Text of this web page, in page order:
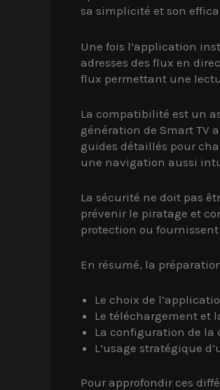
sa simplicité et son
Une fois l’application
adresses des flux en
flux permettant une
La compatibilité est un
génération de Smart TV
guides détaillés pour
une navigation aussi
La sécurité ne doit pas
prévenir le piratage et
protection ou
En résumé, la
Le choix de
Le téléchargement et
La configuration de
L’usage stratégique
Pour approfondir ces